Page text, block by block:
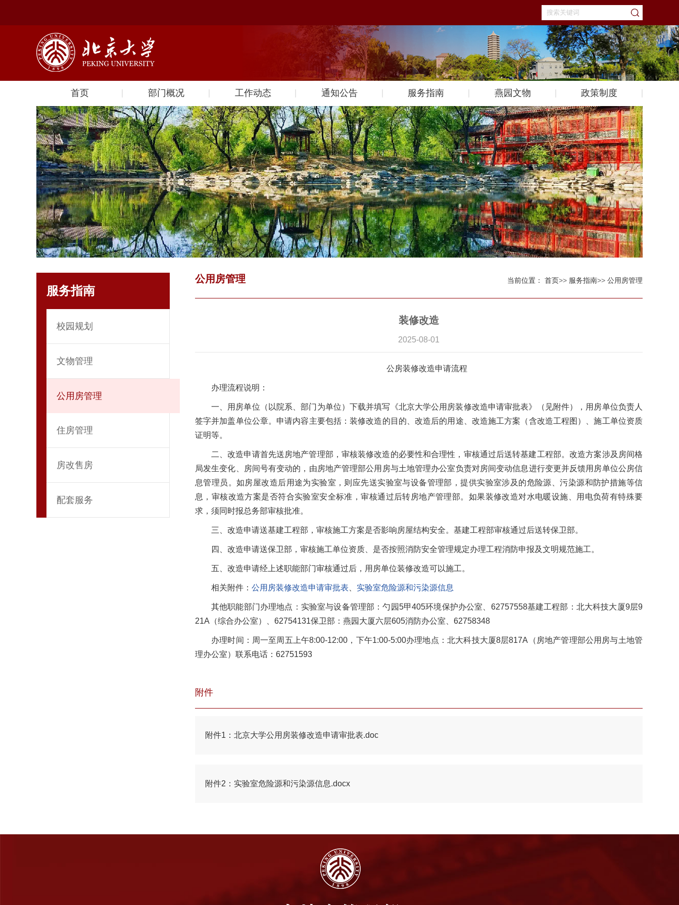
首页 部门概况 工作动态 通知公告 服务指南 燕园文物 政策制度
服务指南
校园规划
文物管理
公用房管理
住房管理
房改售房
配套服务
公用房管理 当前位置： 首页>> 服务指南>> 公用房管理
装修改造
2025-08-01
公房装修改造申请流程
办理流程说明：
一、用房单位（以院系、部门为单位）下载并填写《北京大学公用房装修改造申请审批表》（见附件），用房单位负责人
签字并加盖单位公章。申请内容主要包括：装修改造的目的、改造后的用途、改造施工方案（含改造工程图）、施工单位资质
证明等。
二、改造申请首先送房地产管理部，审核装修改造的必要性和合理性，审核通过后送转基建工程部。改造方案涉及房间格
局发生变化、房间号有变动的，由房地产管理部公用房与土地管理办公室负责对房间变动信息进行变更并反馈用房单位公房信
息管理员。如房屋改造后用途为实验室，则应先送实验室与设备管理部，提供实验室涉及的危险源、污染源和防护措施等信
息，审核改造方案是否符合实验室安全标准，审核通过后转房地产管理部。如果装修改造对水电暖设施、用电负荷有特殊要
求，须同时报总务部审核批准。
三、改造申请送基建工程部，审核施工方案是否影响房屋结构安全。基建工程部审核通过后送转保卫部。
四、改造申请送保卫部，审核施工单位资质、是否按照消防安全管理规定办理工程消防申报及文明规范施工。
五、改造申请经上述职能部门审核通过后，用房单位装修改造可以施工。
相关附件： 公用房装修改造申请审批表 实验室危险源和污染源信息
其他职能部门办理地点：实验室与设备管理部：勺园5甲405环境保护办公室、62757558基建工程部：北大科技大厦9层9
21A（综合办公室）、62754131保卫部：燕园大厦六层605消防办公室、62758348
办理时间：周一至周五上午8:00-12:00，下午1:00-5:00办理地点：北大科技大厦8层817A（房地产管理部公用房与土地管
理办公室）联系电话：62751593
附件
附件1：北京大学公用房装修改造申请审批表.doc
附件2：实验室危险源和污染源信息.docx